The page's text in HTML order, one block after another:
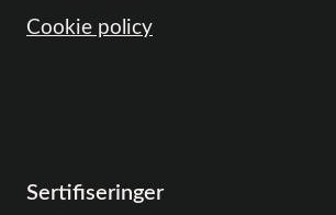
Cookie policy
Sertifiseringer